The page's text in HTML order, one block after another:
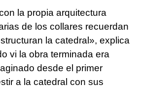
la propia arquitectura
de los collares recuerdan
la catedral», explica
vi la obra terminada era
desde el primer
a la catedral con sus